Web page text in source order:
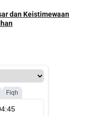
dan Keistimewaan